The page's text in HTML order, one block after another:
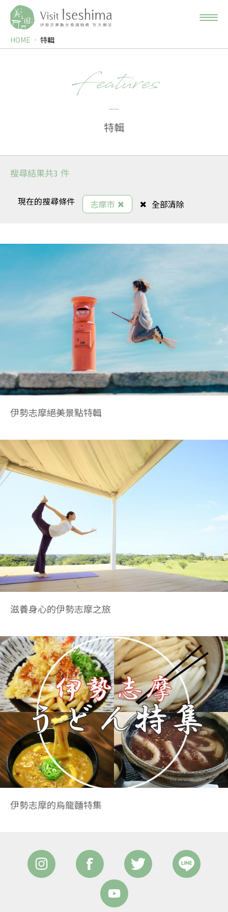
HOME 特輯
Features
特輯
搜尋結果共3 件
現在的搜尋條件 志摩市 全部清除
伊勢志摩絕美景點特輯
滋養身心的伊勢志摩之旅
伊勢志摩的烏龍麵特集